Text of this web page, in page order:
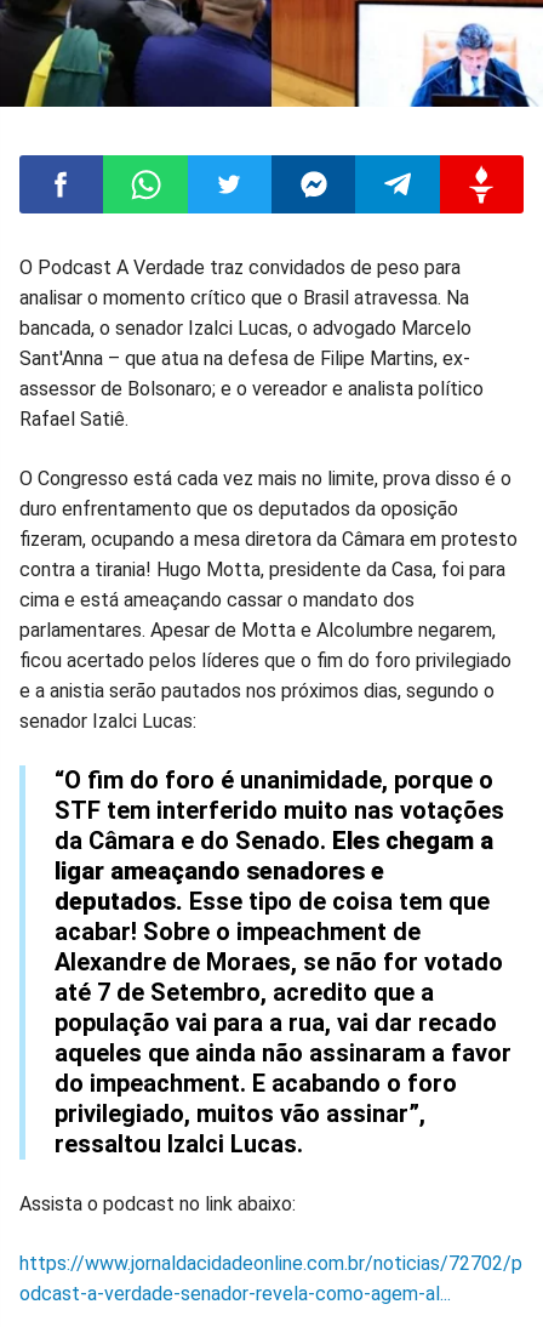
Compartilhar
no
Facebook
Compartilhar
no
Whatsapp
Compartilhar
no
Twitter
Compartilhar
no
Messenger
Compartilhar
no
Telegram
no
Gettr
O Podcast A Verdade traz convidados de peso para
analisar o momento crítico que o Brasil atravessa. Na
bancada, o senador Izalci Lucas, o advogado Marcelo
Sant'Anna – que atua na defesa de Filipe Martins, ex-
assessor de Bolsonaro; e o vereador e analista político
Rafael Satiê.
O Congresso está cada vez mais no limite, prova disso é o
duro enfrentamento que os deputados da oposição
fizeram, ocupando a mesa diretora da Câmara em protesto
contra a tirania! Hugo Motta, presidente da Casa, foi para
cima e está ameaçando cassar o mandato dos
parlamentares. Apesar de Motta e Alcolumbre negarem,
ficou acertado pelos líderes que o fim do foro privilegiado
e a anistia serão pautados nos próximos dias, segundo o
senador Izalci Lucas:
“O fim do foro é unanimidade, porque o
STF tem interferido muito nas votações
da Câmara e do Senado. Eles chegam a
ligar ameaçando senadores e
deputados. Esse tipo de coisa tem que
acabar! Sobre o impeachment de
Alexandre de Moraes, se não for votado
até 7 de Setembro, acredito que a
população vai para a rua, vai dar recado
aqueles que ainda não assinaram a favor
do impeachment. E acabando o foro
privilegiado, muitos vão assinar”,
ressaltou Izalci Lucas.
Assista o podcast no link abaixo:
https://www.jornaldacidadeonline.com.br/noticias/72702/p
odcast-a-verdade-senador-revela-como-agem-al...